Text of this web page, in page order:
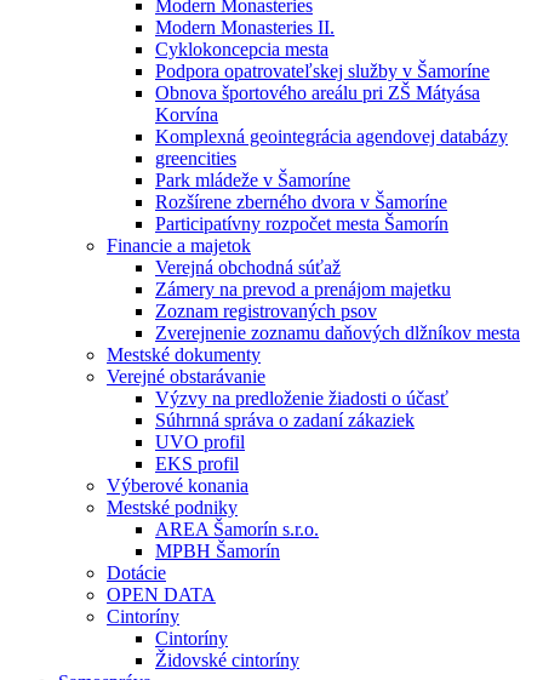
Modern Monasteries
Modern Monasteries II.
Cyklokoncepcia mesta
Podpora opatrovateľskej služby v Šamoríne
Obnova športového areálu pri ZŠ Mátyása
Korvína
Komplexná geointegrácia agendovej databázy
greencities
Park mládeže v Šamoríne
Rozšírene zberného dvora v Šamoríne
Participatívny rozpočet mesta Šamorín
Financie a majetok
Verejná obchodná súťaž
Zámery na prevod a prenájom majetku
Zoznam registrovaných psov
Zverejnenie zoznamu daňových dlžníkov mesta
Mestské dokumenty
Verejné obstarávanie
Výzvy na predloženie žiadosti o účasť
Súhrnná správa o zadaní zákaziek
UVO profil
EKS profil
Výberové konania
Mestské podniky
AREA Šamorín s.r.o.
MPBH Šamorín
Dotácie
OPEN DATA
Cintoríny
Cintoríny
Židovské cintoríny